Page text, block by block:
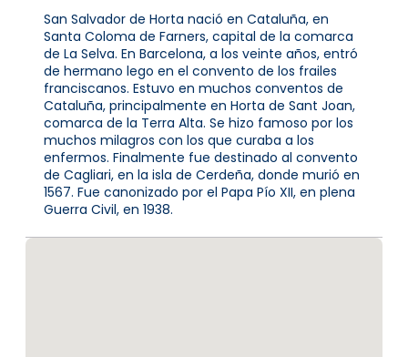
San Salvador de Horta nació en Cataluña, en
Santa Coloma de Farners, capital de la comarca
de La Selva. En Barcelona, a los veinte años, entró
de hermano lego en el convento de los frailes
franciscanos. Estuvo en muchos conventos de
Cataluña, principalmente en Horta de Sant Joan,
comarca de la Terra Alta. Se hizo famoso por los
muchos milagros con los que curaba a los
enfermos. Finalmente fue destinado al convento
de Cagliari, en la isla de Cerdeña, donde murió en
1567. Fue canonizado por el Papa Pío XII, en plena
Guerra Civil, en 1938.